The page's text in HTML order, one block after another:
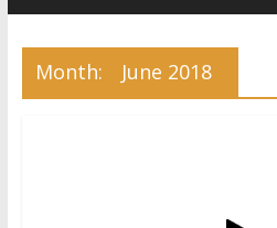
Month: June 2018